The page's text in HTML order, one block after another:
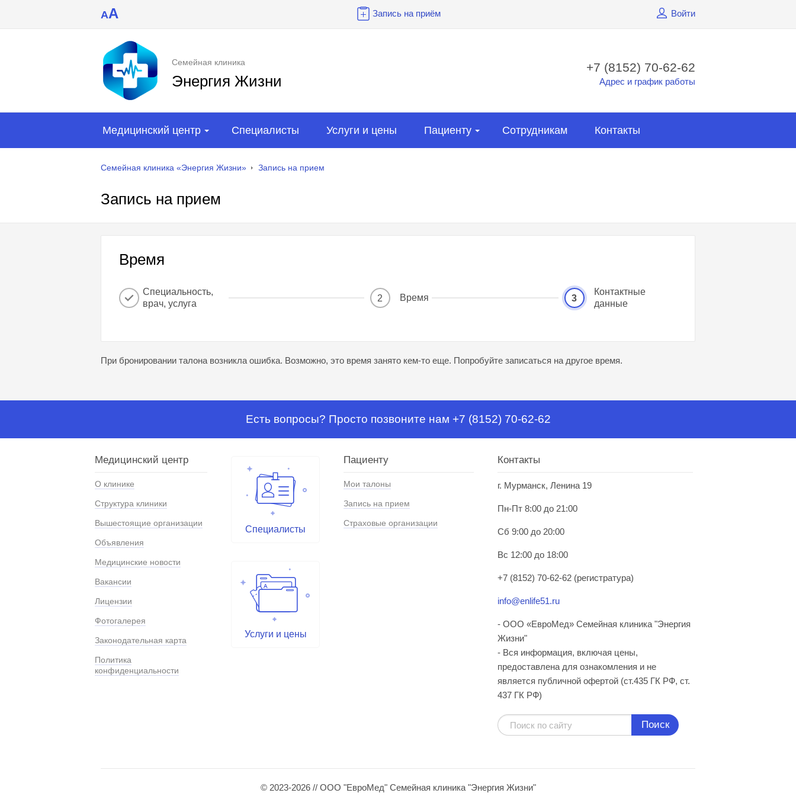
AA Запись на приём Войти
Семейная клиника
Энергия Жизни
+7 (8152) 70-62-62
Адрес и график работы
Медицинский центр Специалисты Услуги и цены Пациенту Сотрудникам Контакты
Семейная клиника «Энергия Жизни» Запись на прием
Запись на прием
Время
Специальность,
врач, услуга
2 Время 3
Контактные
данные
При бронировании талона возникла ошибка. Возможно, это время занято кем-то еще. Попробуйте записаться на другое время.
Есть вопросы? Просто позвоните нам +7 (8152) 70-62-62
Медицинский центр
О клинике
Структура клиники
Вышестоящие организации
Объявления
Медицинские новости
Вакансии
Лицензии
Фотогалерея
Законодательная карта
Политика
конфиденциальности
Специалисты
Услуги и цены
Пациенту
Мои талоны
Запись на прием
Страховые организации
Контакты
г. Мурманск, Ленина 19
Пн-Пт 8:00 до 21:00
Сб 9:00 до 20:00
Вс 12:00 до 18:00
+7 (8152) 70-62-62 (регистратура)
info@enlife51.ru
- ООО «ЕвроМед» Семейная клиника "Энергия
Жизни"
- Вся информация, включая цены,
предоставлена для ознакомления и не
является публичной офертой (ст.435 ГК РФ, cт.
437 ГК РФ)
Поиск
© 2023-2026 // ООО "ЕвроМед" Семейная клиника "Энергия Жизни"